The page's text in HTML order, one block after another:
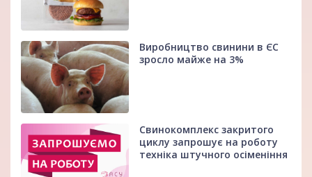
Виробництво свинини в ЄС
зросло майже на 3%
Свинокомплекс закритого
циклу запрошує на роботу
техніка штучного осіменіння